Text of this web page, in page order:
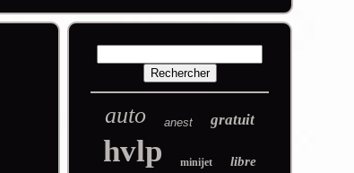
auto anest gratuit
hvlp minijet libre